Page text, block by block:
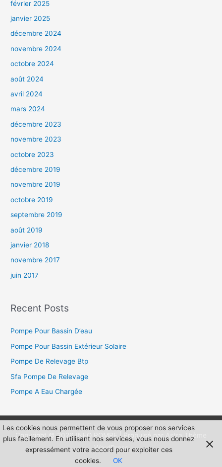
février 2025
janvier 2025
décembre 2024
novembre 2024
octobre 2024
août 2024
avril 2024
mars 2024
décembre 2023
novembre 2023
octobre 2023
décembre 2019
novembre 2019
octobre 2019
septembre 2019
août 2019
janvier 2018
novembre 2017
juin 2017
Recent Posts
Pompe Pour Bassin D’eau
Pompe Pour Bassin Extérieur Solaire
Pompe De Relevage Btp
Sfa Pompe De Relevage
Pompe A Eau Chargée
Copyright © 2026INFO POMPE | Propulsé parAstra Thème
WordPress
Les cookies nous permettent de vous proposer nos services
plus facilement. En utilisant nos services, vous nous donnez
expressément votre accord pour exploiter ces
cookies.
OK